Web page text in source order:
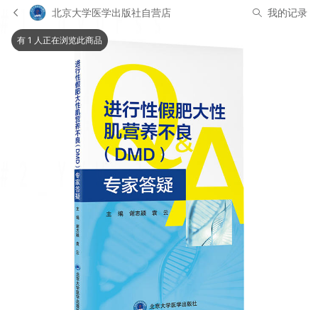
北京大学医学出版社自营店 我的记录
有 1 人正在浏览此商品